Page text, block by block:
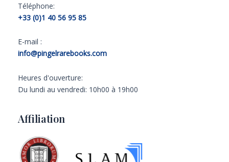
Téléphone:
+33 (0)1 40 56 95 85
E-mail :
info@pingelrarebooks.com
Heures d'ouverture:
Du lundi au vendredi: 10h00 à 19h00
Affiliation